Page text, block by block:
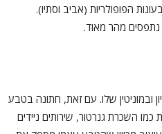
הפופולריות (אביב וסתיו).
נתפסים מהר מאוד.
ובמוניטין שלו. עם זאת, חתונה בטבע
כמו השכרת גנרטור, שירותים ניידים